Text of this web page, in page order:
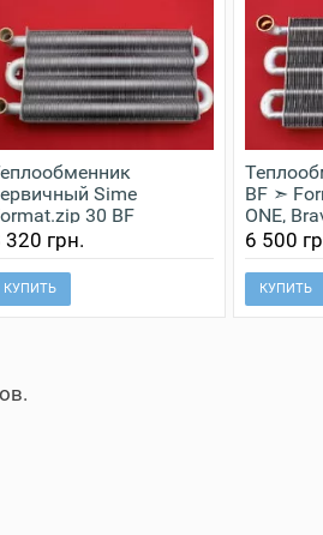
Sime
30 BF
320 грн.
КУПИТЬ
BF ➣
ONE,
6 500
КУПИТЬ